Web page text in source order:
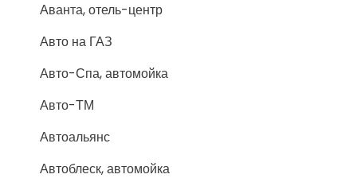
Аванта, отель-центр
Авто на ГАЗ
Авто-Спа, автомойка
Авто-ТМ
Автоальянс
Автоблеск, автомойка